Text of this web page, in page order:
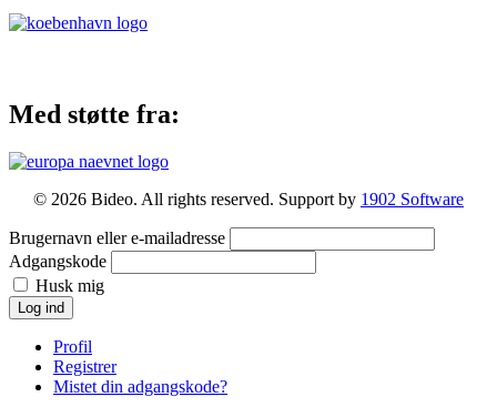
Med støtte fra:
© 2026 Bideo. All rights reserved. Support by 1902 Software
Brugernavn eller e-mailadresse
Adgangskode
Husk mig
Log ind
Profil
Registrer
Mistet din adgangskode?